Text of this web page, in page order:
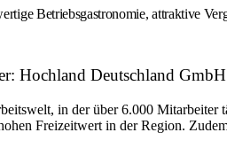
Betriebsgastronomie, attraktive
Hochland Deutschland GmbH
in der über 6.000
Freizeitwert in der Region.